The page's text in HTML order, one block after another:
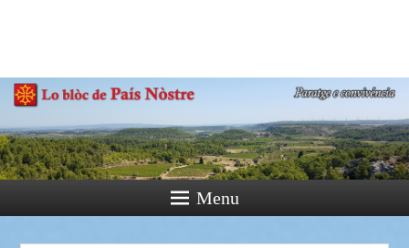
Paratge e Convivència
Menu